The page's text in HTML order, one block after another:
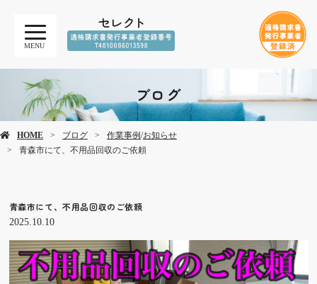
MENU
ブログ
HOME ブログ 作業事例/お知らせ
青森市にて、不用品回収のご依頼
青森市にて、不用品回収のご依頼
2025.10.10